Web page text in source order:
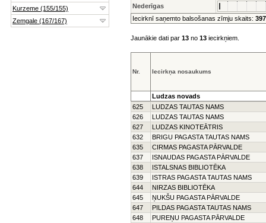
Nederīgas
Iecirknī saņemto balsošanas zīmju skaits:
Jaunākie dati par 13 no 13 iecirkņiem.
Nr. Iecirkņa nosaukums
Ludzas novads
625
LUDZAS TAUTAS NAMS
626
LUDZAS TAUTAS NAMS
627
LUDZAS KINOTEĀTRIS
632
BRIGU PAGASTA TAUTAS NAMS
635
CIRMAS PAGASTA PĀRVALDE
637
ISNAUDAS PAGASTA PĀRVALDE
638
ISTALSNAS BIBLIOTĒKA
639
ISTRAS PAGASTA TAUTAS NAMS
644
NIRZAS BIBLIOTĒKA
645
ŅUKŠU PAGASTA PĀRVALDE
647
PILDAS PAGASTA TAUTAS NAMS
648
PUREŅU PAGASTA PĀRVALDE